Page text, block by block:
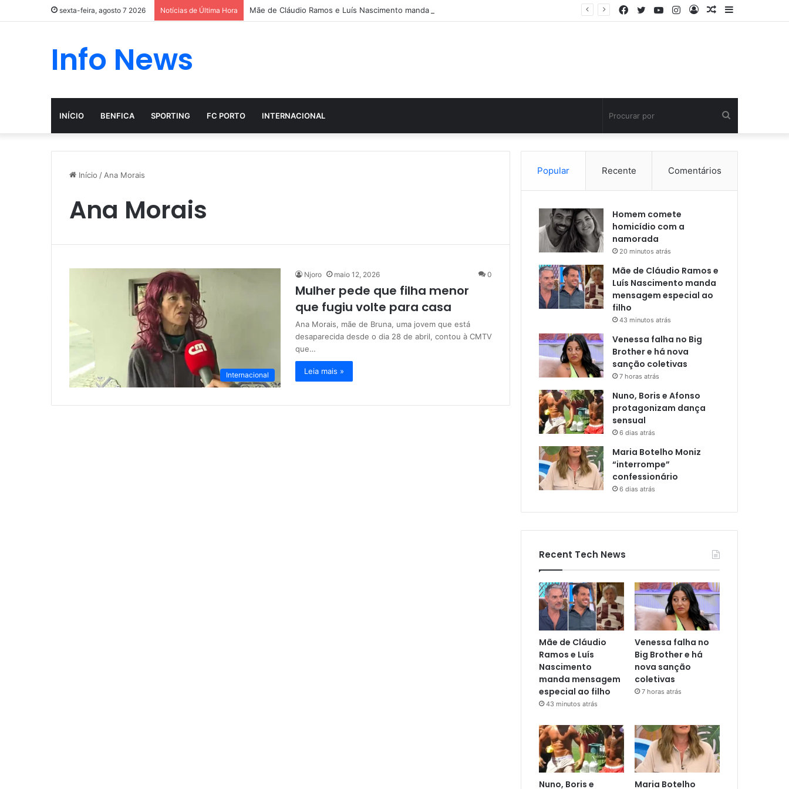
sexta-feira, agosto 7 2026 Notícias de Última Hora Mãe de Cláudio Ramos e Luís Nascimento manda mensagem especial ao filho
Barra
Artigo
Entrar
Instagram
YouTube
Twitter
Facebook
Info News
INÍCIO BENFICA SPORTING FC PORTO INTERNACIONAL
por
Início / Ana Morais
Ana Morais
Internacional
Njoro maio 12, 2026 0
Mulher pede que filha menor
que fugiu volte para casa
Ana Morais, mãe de Bruna, uma jovem que está
desaparecida desde o dia 28 de abril, contou à CMTV
que…
Leia mais »
Popular Recente Comentários
Homem comete
homicídio com a
namorada
20 minutos atrás
Mãe de Cláudio Ramos e
Luís Nascimento manda
mensagem especial ao
filho
43 minutos atrás
Venessa falha no Big
Brother e há nova
sanção coletivas
7 horas atrás
Nuno, Boris e Afonso
protagonizam dança
sensual
6 dias atrás
Maria Botelho Moniz
“interrompe”
confessionário
6 dias atrás
Recent Tech News
Mãe de Cláudio
Ramos e Luís
Nascimento
manda mensagem
especial ao filho
43 minutos atrás
Venessa falha no
Big Brother e há
nova sanção
coletivas
7 horas atrás
Nuno, Boris e Maria Botelho